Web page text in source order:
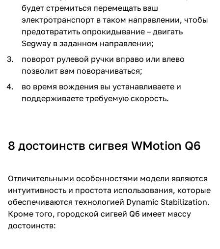
будет стремиться перемещать ваш
электротранспорт в таком направлении, чтобы
предотвратить опрокидывание – двигать
Segway в заданном направлении;
поворот рулевой ручки вправо или влево
позволит вам поворачиваться;
во время вождения вы устанавливаете и
поддерживаете требуемую скорость.
8 достоинств сигвея WМotion Q6
Отличительными особенностями модели являются
интуитивность и простота использования, которые
обеспечиваются технологией Dynamic Stabilization.
Кроме того, городской сигвей Q6 имеет массу
достоинств: